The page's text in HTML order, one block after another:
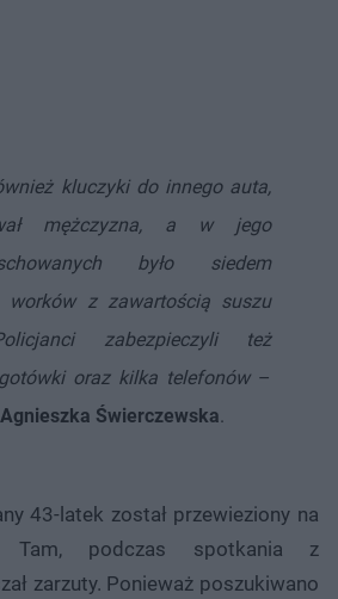
kluczyki do innego auta,
mężczyzna, a w jego
było siedem
worków z zawartością suszu
zabezpieczyli też
oraz kilka telefonów–
Agnieszka Świerczewska.
43-latek został przewieziony na
Tam, podczas spotkania z
zarzuty. Ponieważ poszukiwano